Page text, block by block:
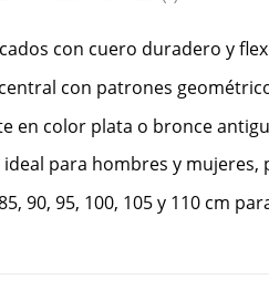
con cuero duradero y
con patrones
en color plata o bronce
para hombres y
90, 95, 100, 105 y 110 cm